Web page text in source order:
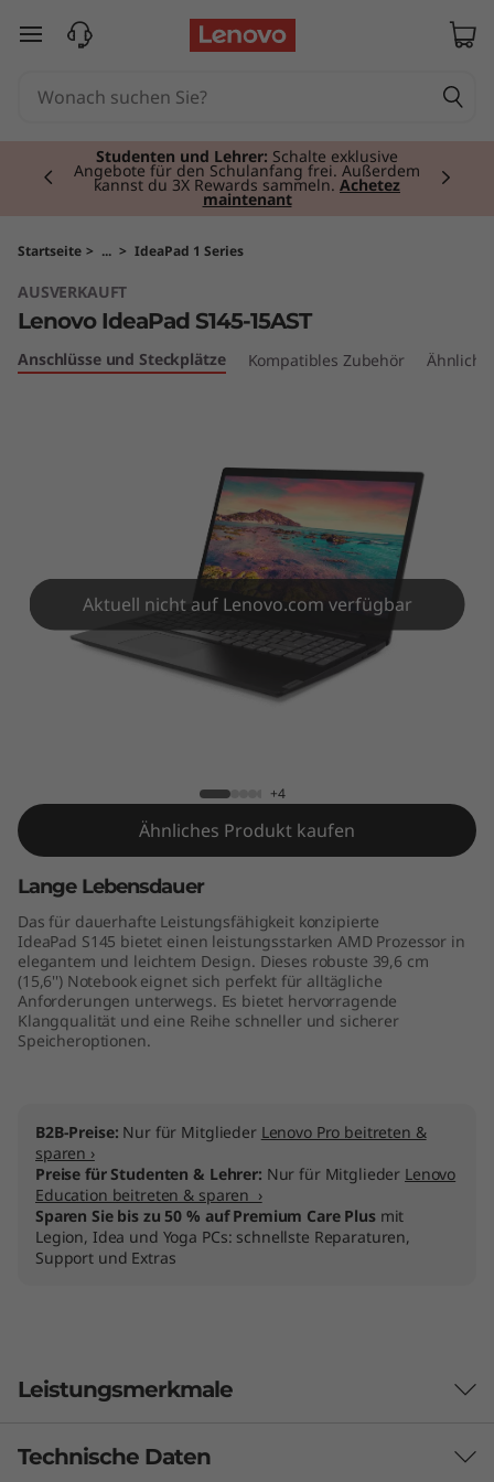
a
d
S
D
zum Hauptinhalt springen
Studenten und Lehrer: Schalte exklusive
Angebote für den Schulanfang frei. Außerdem
kannst du 3X Rewards sammeln. Achetez
maintenant
Currently displaying item 2 of 3
Startseite > ... > IdeaPad 1 Series
AUSVERKAUFT
Lenovo IdeaPad S145-15AST
Anschlüsse und Steckplätze Kompatibles Zubehör
Aktuell nicht auf Lenovo.com verfügbar
+4
Ähnliches Produkt kaufen
Lange Lebensdauer
Das für dauerhafte Leistungsfähigkeit konzipierte
IdeaPad S145 bietet einen leistungsstarken AMD Prozessor in
elegantem und leichtem Design. Dieses robuste 39,6 cm
(15,6'') Notebook eignet sich perfekt für alltägliche
Anforderungen unterwegs. Es bietet hervorragende
Klangqualität und eine Reihe schneller und sicherer
Speicheroptionen.
B2B-Preise: Nur für Mitglieder Lenovo Pro beitreten &
sparen ›
Preise für Studenten & Lehrer: Nur für Mitglieder Lenovo
Education beitreten & sparen ›
Sparen Sie bis zu 50 % auf Premium Care Plusmit
Legion, Idea und Yoga PCs: schnellste Reparaturen,
Support und Extras
Leistungsmerkmale
Technische Daten